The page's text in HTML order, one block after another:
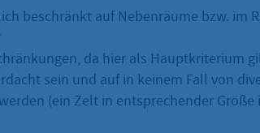
beschränkt auf Nebenräume bzw. im
da hier als Hauptkriterium
sein und auf in keinem Fall von
(ein Zelt in entsprechender Größe